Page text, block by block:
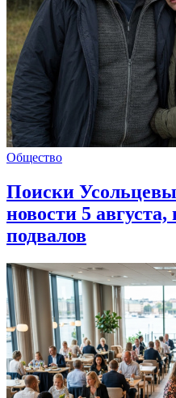
Общество
Поиски
новости 5
подвалов